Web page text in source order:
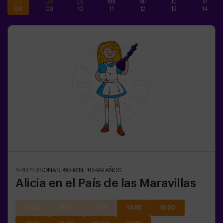
08
Do
09
Lu
10
Ma
11
Mi
12
Ju
13
Vi
14
4-10 PERSONAS 60 MIN. 10-99 AÑOS
Alicia en el País de las Maravillas
14:55 16:20